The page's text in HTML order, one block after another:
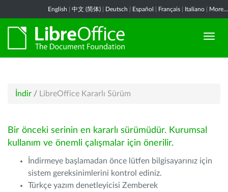
English 中文 (简体) Deutsch Español Français Italiano More...
İndir / LibreOffice Kararlı Sürüm
Bir önceki serinin en kararlı sürümüdür. Kurumsal
kullanım ve önemli çalışmalar için önerilir.
İndirmeye başlamadan önce lütfen bilgisayarınız için
sistem gereksinimlerini kontrol ediniz.
Türkçe yazım denetleyicisi Zemberek